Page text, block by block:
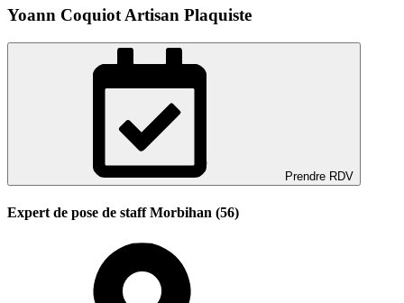
Yoann Coquiot Artisan Plaquiste
Prendre RDV
Expert de pose de staff Morbihan (56)